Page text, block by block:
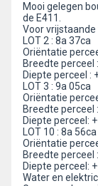
Mooi gelegen
de E411.
Voor vrijstaande
LOT 2 : 8a 37ca
Oriëntatie
Breedte perceel
Diepte perceel :
LOT 3 : 9a 05ca
Oriëntatie
Breedte perceel
Diepte perceel:
LOT 10 : 8a 56ca
Oriëntatie
Breedte perceel
Diepte perceel:
Water en